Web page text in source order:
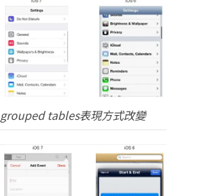
grouped tables表現方式改變